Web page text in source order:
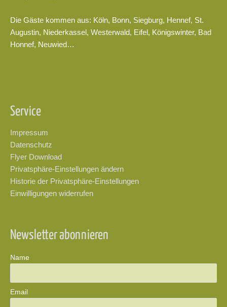
Die Gäste kommen aus: Köln, Bonn, Siegburg, Hennef, St.
Augustin, Niederkassel, Westerwald, Eifel, Königswinter, Bad
Honnef, Neuwied…
Service
Impressum
Datenschutz
Flyer Download
Privatsphäre-Einstellungen ändern
Historie der Privatsphäre-Einstellungen
Einwilligungen widerrufen
Newsletter abonnieren
Name
Email